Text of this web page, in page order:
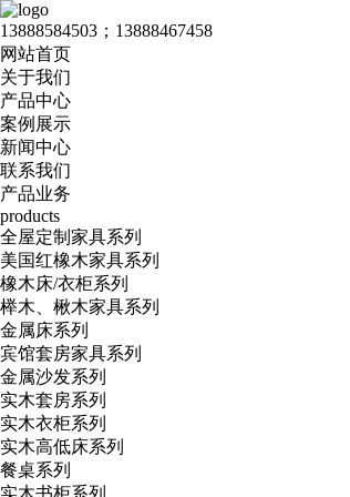
13888584503；13888467458
网站首页
关于我们
产品中心
案例展示
新闻中心
联系我们
产品业务
products
全屋定制家具系列
美国红橡木家具系列
橡木床/衣柜系列
榉木、楸木家具系列
金属床系列
宾馆套房家具系列
金属沙发系列
实木套房系列
实木衣柜系列
实木高低床系列
餐桌系列
实木书柜系列